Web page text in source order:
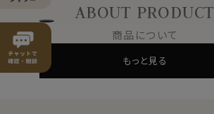
ABOUT PRODUCT
商品について
もっと見る